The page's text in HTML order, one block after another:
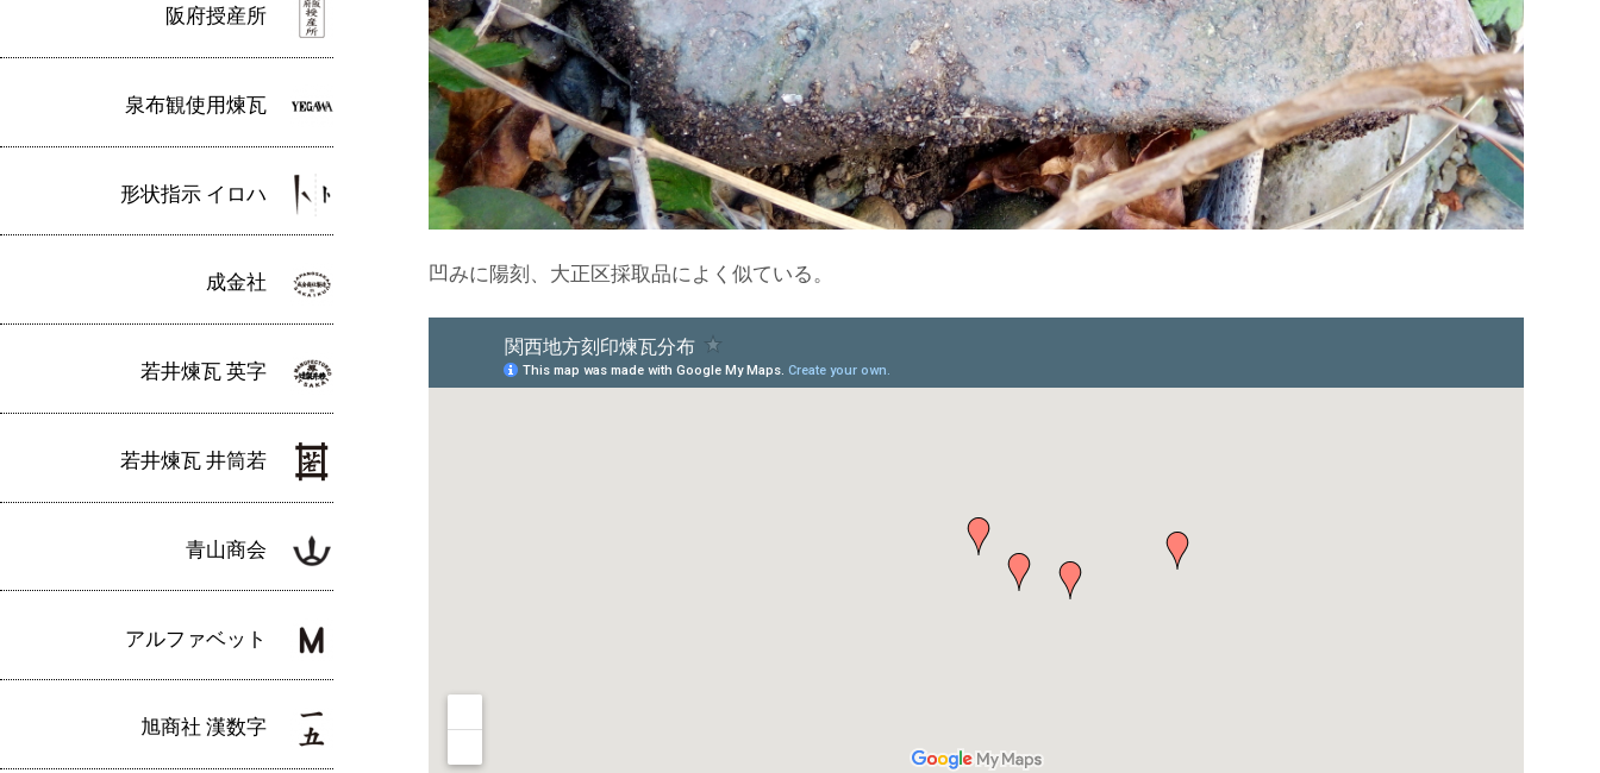
阪府授産所
泉布観使用煉瓦
形状指示 イロハ
成金社
若井煉瓦 英字
若井煉瓦 井筒若
青山商会
アルファベット
旭商社 漢数字
凹みに陽刻、大正区採取品によく似ている。